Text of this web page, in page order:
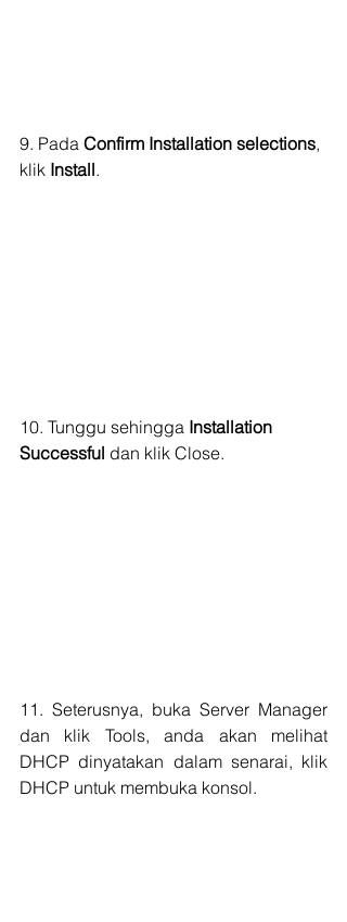
9. Pada Confirm Installation selections,
klik Install.
10. Tunggu sehingga Installation
Successful dan klik Close.
11. Seterusnya, buka Server Manager
dan klik Tools, anda akan melihat
DHCP dinyatakan dalam senarai, klik
DHCP untuk membuka konsol.